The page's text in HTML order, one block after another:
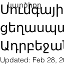
կարծիքը
Updated: Feb 28,